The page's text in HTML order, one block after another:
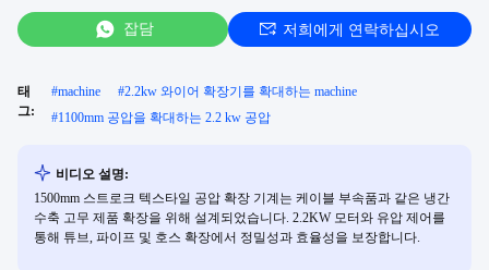
잡담 저희에게 연락하십시오
태
그:
#machine #2.2kw 와이어 확장기를 확대하는 machine
#1100mm 공압을 확대하는 2.2 kw 공압
비디오 설명:
1500mm 스트로크 텍스타일 공압 확장 기계는 케이블 부속품과 같은 냉간
수축 고무 제품 확장을 위해 설계되었습니다. 2.2KW 모터와 유압 제어를
통해 튜브, 파이프 및 호스 확장에서 정밀성과 효율성을 보장합니다.